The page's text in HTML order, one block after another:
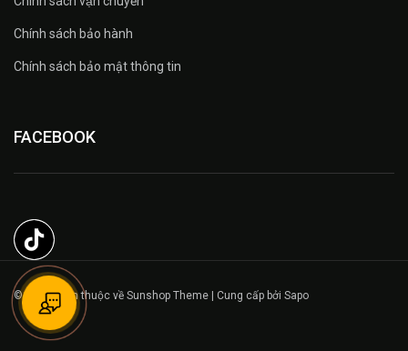
Chính sách bảo hành
Chính sách bảo mật thông tin
FACEBOOK
© Bản quyền thuộc về Sunshop Theme | Cung cấp bởi Sapo